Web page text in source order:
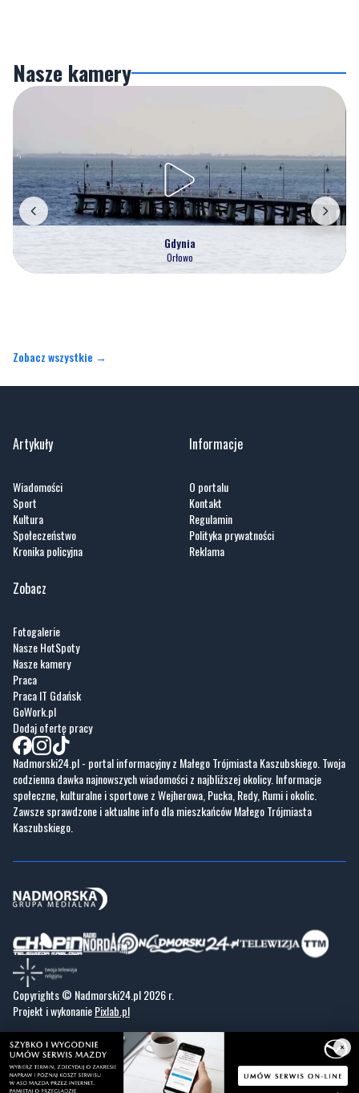
Nasze kamery
Gdynia
Orłowo
Zobacz wszystkie →
Artykuły
Wiadomości
Sport
Kultura
Społeczeństwo
Kronika policyjna
Informacje
O portalu
Kontakt
Regulamin
Polityka prywatności
Reklama
Zobacz
Fotogalerie
Nasze HotSpoty
Nasze kamery
Praca
Praca IT Gdańsk
GoWork.pl
Dodaj ofertę pracy
Nadmorski24.pl - portal informacyjny z Małego Trójmiasta Kaszubskiego. Twoja
codzienna dawka najnowszych wiadomości z najbliższej okolicy. Informacje
społeczne, kulturalne i sportowe z Wejherowa, Pucka, Redy, Rumi i okolic.
Zawsze sprawdzone i aktualne info dla mieszkańców Małego Trójmiasta
Kaszubskiego.
Copyrights © Nadmorski24.pl 2026 r.
Projekt i wykonaniePixlab.pl
×